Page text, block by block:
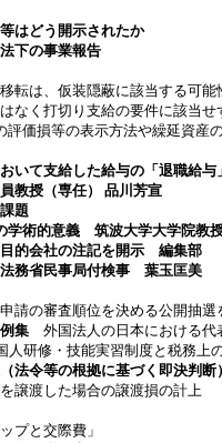
はどう開示されたか
下の事業報告
転は、仮装隠蔽に該当する可
なく打切り支給の要件に該当
評価損等の表示方法や繰延資産
いて支給した給与の「退職給与
教授（専任） 品川芳宣
題
術的意義 筑波大学大学院教
目的会社の注記を開示 編集部
務省民事局付検事 葉玉匡美
請の審査順位を決める公開抽選
集 外国法人の日本における
人研修・技能実習制度と税務
法令等の根拠に基づく即決判断
譲渡した場合の譲渡損の計上
プと交際費」